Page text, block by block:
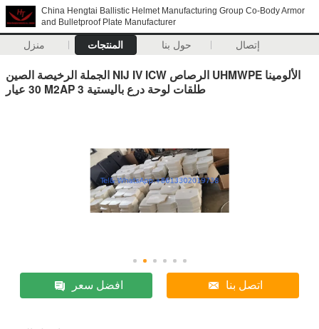
China Hengtai Ballistic Helmet Manufacturing Group Co-Body Armor
and Bulletproof Plate Manufacturer
منزل المنتجات حول بنا إتصال
الجملة الرخيصة الصين NIJ IV ICW الرصاص UHMWPE الألومينا
30 عيار M2AP 3 طلقات لوحة درع باليستية
افضل سعر اتصل بنا